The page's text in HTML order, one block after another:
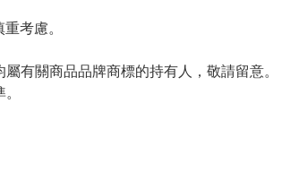
考慮。
有關商品品牌商標的持有人，敬請留意。